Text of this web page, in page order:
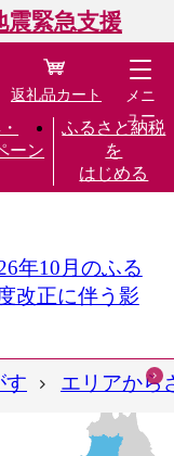
震緊急支援
ーン
ふるさと納税
を
はじめる
返礼品カート
メニ
ュー
年10月のふる
改正に伴う影
す エリアから